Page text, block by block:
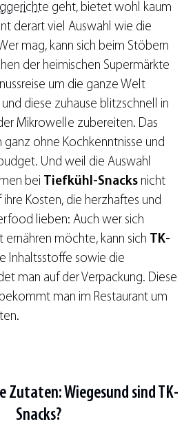
geht, bietet wohl kaum
derart viel Auswahl wie die
mag, kann sich beim Stöbern
der heimischen Supermärkte
um die ganze Welt
diese zuhause blitzschnell in
Mikrowelle zubereiten. Das
ohne Kochkenntnisse und
Und weil die Auswahl
bei
Tiefkühl-Snacks nicht
Kosten, die herzhaftes und
lieben: Auch wer sich
ernähren möchte, kann sich
TK-
Inhaltsstoffe sowie die
man auf der Verpackung. Diese
man im Restaurant um
Zutaten: Wiegesund sind TK-
Snacks?